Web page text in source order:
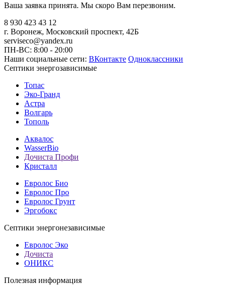
Ваша заявка принята. Мы скоро Вам перезвоним.
8 930 423 43 12
г. Воронеж, Московский проспект, 42Б
serviseco@yandex.ru
ПН-ВС: 8:00 - 20:00
Наши социальные сети: ВКонтакте Одноклассники
Септики энергозависимые
Топас
Эко-Гранд
Астра
Волгарь
Тополь
Аквалос
WasserBio
Дочиста Профи
Кристалл
Евролос Био
Евролос Про
Евролос Грунт
Эргобокс
Септики энергонезависимые
Евролос Эко
Дочиста
ОНИКС
Полезная информация